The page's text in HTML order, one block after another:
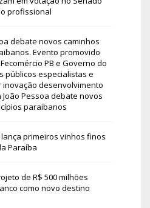
profissional
debate novos caminhos
Evento promovido
PB e Governo do
públicos especialistas e
desenvolvimento
João Pessoa debate novos
paraibanos
lança primeiros vinhos finos
Paraíba
de R$ 500 milhões
como novo destino